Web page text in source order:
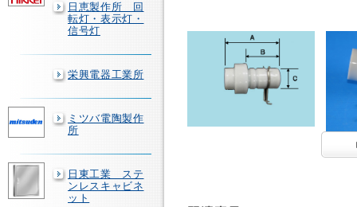
日恵製作所 回
転灯・表示灯・
信号灯
栄興電器工業所
ミツバ電陶製作
所
日東工業 ステ
ンレスキャビネ
ット